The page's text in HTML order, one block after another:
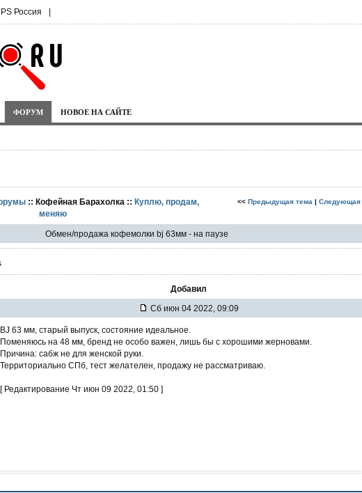
Россия |
ФОРУМ НОВОЕ НА САЙТЕ
:: Кофейная Барахолка :: Куплю, продам,
меняю
<< Предыдущая тема | Следующая
Обмен/продажа кофемолки bj 63мм - на паузе
Добавил
Сб июн 04 2022, 09:09
BJ 63 мм, старый выпуск, состояние идеальное.
Поменяюсь на 48 мм, бренд не особо важен, лишь бы с хорошими жерновами.
Причина: сабж не для женской руки.
Территориально СПб, тест желателен, продажу не рассматриваю.
[ Редактирование Чт июн 09 2022, 01:50 ]